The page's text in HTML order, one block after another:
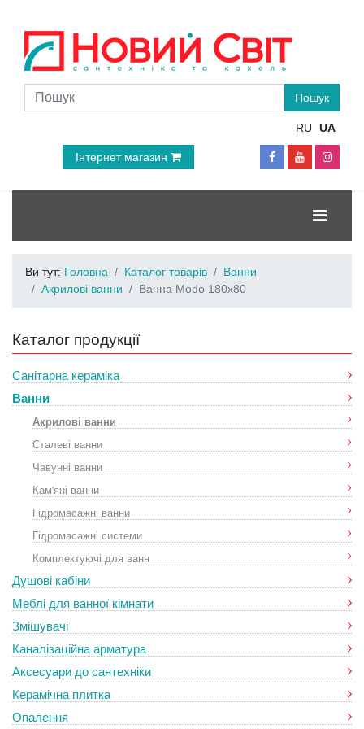
RU UA
Інтернет магазин
Ви тут: Головна Каталог товарів
Ванни
Акрилові ванни
Ванна Modo 180x80
Каталог продукції
Санітарна кераміка
Ванни
Акрилові ванни
Сталеві ванни
Чавунні ванни
Кам'яні ванни
Гідромасажні ванни
Гідромасажні системи
Комплектуючі для ванн
Душові кабіни
Меблі для ванної кімнати
Змішувачі
Каналізаційна арматура
Аксесуари до сантехніки
Керамічна плитка
Опалення